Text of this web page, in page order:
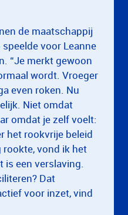
de maatschappij
voor Leanne
“Je merkt gewoon
wordt. Vroeger
even roken. Nu
Niet omdat
omdat je zelf voelt:
het rookvrije beleid
rookte, vond ik het
is een verslaving.
Dat
voor inzet, vind